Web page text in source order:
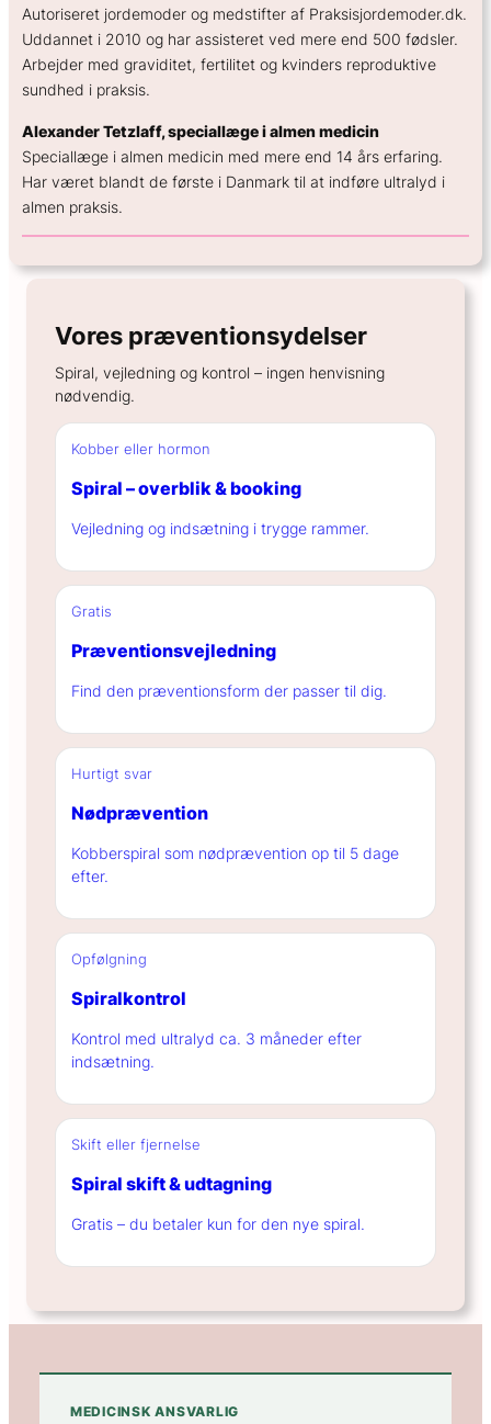
Autoriseret jordemoder og medstifter af Praksisjordemoder.dk.
Uddannet i 2010 og har assisteret ved mere end 500 fødsler.
Arbejder med graviditet, fertilitet og kvinders reproduktive
sundhed i praksis.
Alexander Tetzlaff, speciallæge i almen medicin
Speciallæge i almen medicin med mere end 14 års erfaring.
Har været blandt de første i Danmark til at indføre ultralyd i
almen praksis.
Vores præventionsydelser
Spiral, vejledning og kontrol – ingen henvisning
nødvendig.
Kobber eller hormon
Spiral – overblik & booking
Vejledning og indsætning i trygge rammer.
Gratis
Præventionsvejledning
Find den præventionsform der passer til dig.
Hurtigt svar
Nødprævention
Kobberspiral som nødprævention op til 5 dage
efter.
Opfølgning
Spiralkontrol
Kontrol med ultralyd ca. 3 måneder efter
indsætning.
Skift eller fjernelse
Spiral skift & udtagning
Gratis – du betaler kun for den nye spiral.
MEDICINSK ANSVARLIG